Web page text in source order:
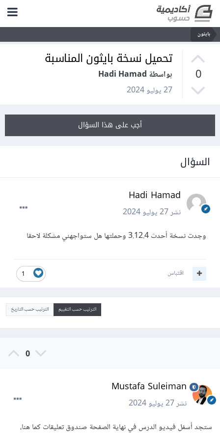
بايثون
0
تحميل نسخة بايثون المناسبة
بواسطة Hadi Hamad
27 يوليو 2024
أجب على هذا السؤال
السؤال
Hadi Hamad
نشر27 يوليو 2024
وجدت نسخة أحدث 3.12.4 وحملتها هل ستواجهني مشكلة لاحقا
1 اقتباس
الترتيب حسب التقييم الترتيب حسب التاريخ
0
Mustafa Suleiman
نشر27 يوليو 2024
ستجد أسفل فيديو الدرس في نهاية الصفحة صندوق تعليقات كما هنا،